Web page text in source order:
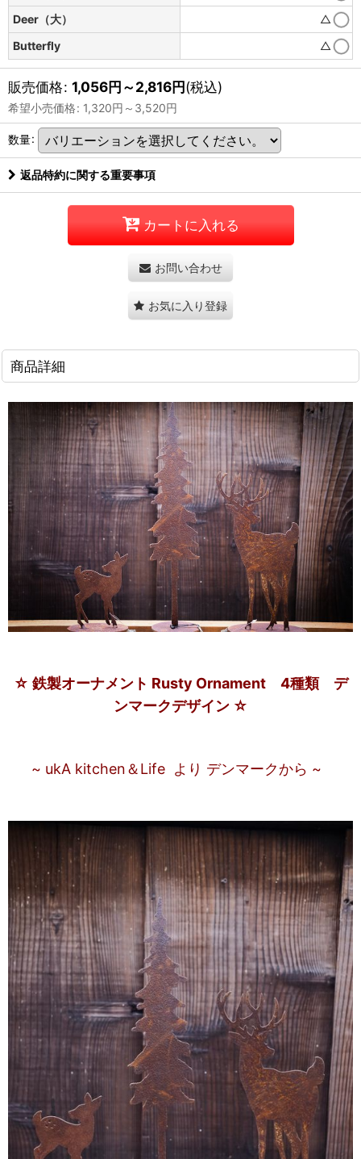
Deer（大）
△
Butterfly
△
販売価格: 1,056円～2,816円(税込)
希望小売価格: 1,320円 ～3,520円
数量:
返品特約に関する重要事項
カートに入れる
お問い合わせ
お気に入り登録
商品詳細
☆ 鉄製オーナメント Rusty Ornament 4種類 デ
ンマークデザイン ☆
~ ukA kitchen＆Life より デンマークから ~